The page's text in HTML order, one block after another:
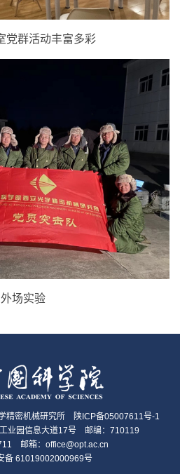
群活动丰富多彩
外场实验
精密机械研究所
陕ICP备05007611号-1
业园信息大道17号 邮编：710119
邮箱：office@opt.ac.cn
备 61019002000969号